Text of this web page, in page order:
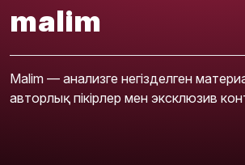
malim
Malim — анализге негізделген
авторлық пікірлер мен эксклюзив